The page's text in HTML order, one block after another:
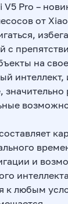
Pro –
от
с
на
и
к любым